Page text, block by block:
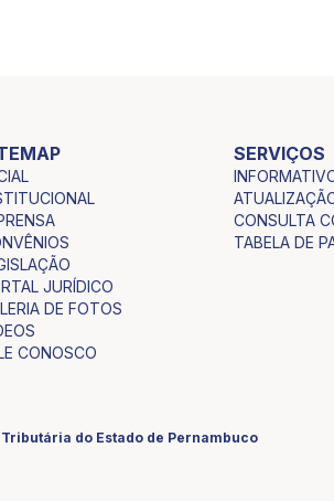
JURÍDICO
DE FOTOS
CONOSCO
SERVIÇOS
CONSULTA
TABELA DE
do Estado de Pernambuco